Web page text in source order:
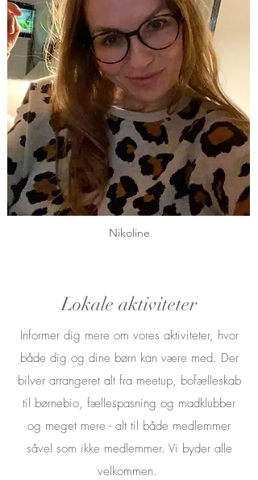
Nikoline
Lokale aktiviteter
Informer dig mere om vores aktiviteter, hvor
både dig og dine børn kan være med. Der
bilver arrangeret alt fra meetup, bofælleskab
til børnebio, fællespasning og madklubber
og meget mere - alt til både medlemmer
såvel som ikke medlemmer. Vi byder alle
velkommen.